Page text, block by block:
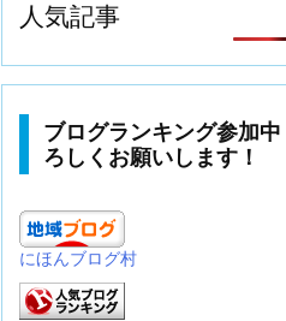
人気記事
ブログランキング参加
ろしくお願いします！
にほんブログ村